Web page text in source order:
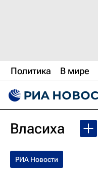
Политика В мире
Власиха
РИА Новости